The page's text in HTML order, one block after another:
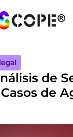
de
de